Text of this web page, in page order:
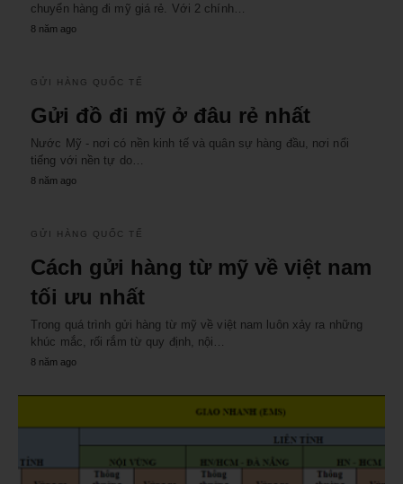
chuyển hàng đi mỹ giá rẻ. Với 2 chính…
8 năm ago
GỬI HÀNG QUỐC TẾ
Gửi đồ đi mỹ ở đâu rẻ nhất
Nước Mỹ - nơi có nền kinh tế và quân sự hàng đầu, nơi nổi
tiếng với nền tự do…
8 năm ago
GỬI HÀNG QUỐC TẾ
Cách gửi hàng từ mỹ về việt nam
tối ưu nhất
Trong quá trình gửi hàng từ mỹ về việt nam luôn xảy ra những
khúc mắc, rối rắm từ quy định, nội…
8 năm ago